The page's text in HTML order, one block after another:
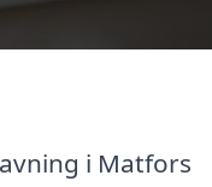
i Matfors